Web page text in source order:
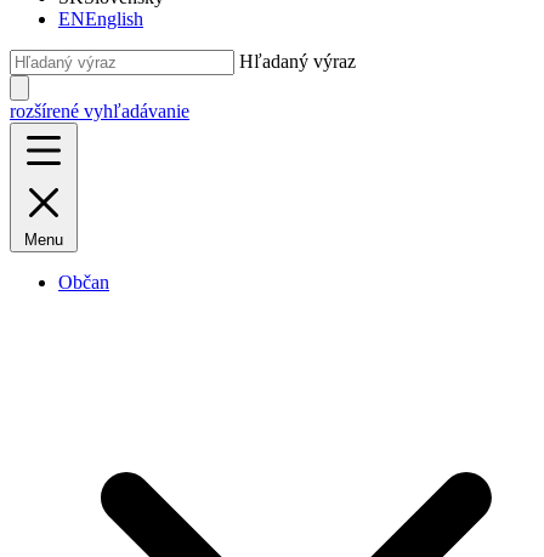
ENEnglish
Hľadaný výraz
rozšírené vyhľadávanie
Menu
Občan